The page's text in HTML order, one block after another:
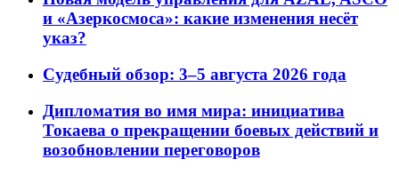
и «Азеркосмоса»: какие изменения несёт
указ?
Судебный обзор: 3–5 августа 2026 года
Дипломатия во имя мира: инициатива
Токаева о прекращении боевых действий и
возобновлении переговоров